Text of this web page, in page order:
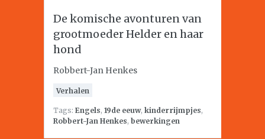
De komische avonturen van
grootmoeder Helder en haar
hond
Robbert-Jan Henkes
Verhalen
Tags: Engels, 19de eeuw, kinderrijmpjes,
Robbert-Jan Henkes, bewerkingen